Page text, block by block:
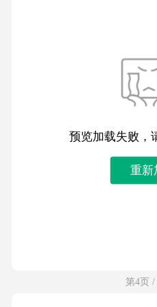
预览加载失败，
重新
第4页